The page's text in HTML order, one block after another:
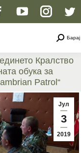
Facebook
opens
in
new
window
YouTube
opens
in
new
window
page
opens
in
new
window
Барај
Кралство
обука за
Patrol“
here:
Јул
3
2019